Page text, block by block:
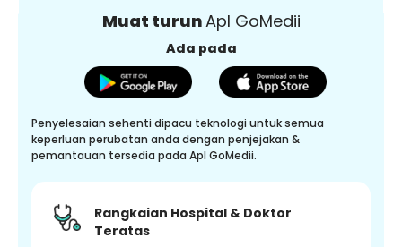
Muat turunApl GoMedii
Ada pada
Penyelesaian sehenti dipacu teknologi untuk semua
keperluan perubatan anda dengan penjejakan &
pemantauan tersedia pada Apl GoMedii.
Rangkaian Hospital & Doktor
Teratas